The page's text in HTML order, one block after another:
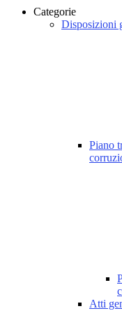
Categorie
Disposizioni
Piano
Atti